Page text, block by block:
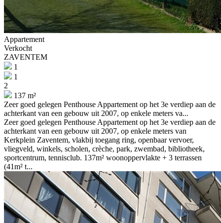
Appartement
Verkocht
ZAVENTEM
1
1
2
137 m²
Zeer goed gelegen Penthouse Appartement op het 3e verdiep aan de
achterkant van een gebouw uit 2007, op enkele meters va...
Zeer goed gelegen Penthouse Appartement op het 3e verdiep aan de
achterkant van een gebouw uit 2007, op enkele meters van
Kerkplein Zaventem, vlakbij toegang ring, openbaar vervoer,
vliegveld, winkels, scholen, crèche, park, zwembad, bibliotheek,
sportcentrum, tennisclub. 137m² woonoppervlakte + 3 terrassen
(41m² t...